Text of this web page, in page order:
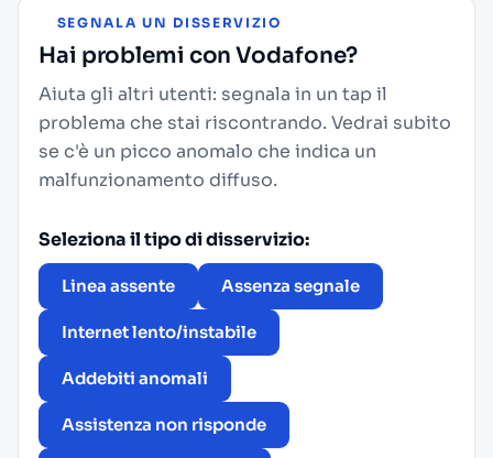
SEGNALA UN DISSERVIZIO
Hai problemi con Vodafone?
Aiuta gli altri utenti: segnala in un tap il
problema che stai riscontrando. Vedrai subito
se c'è un picco anomalo che indica un
malfunzionamento diffuso.
Seleziona il tipo di disservizio:
Linea assente Assenza segnale
Internet lento/instabile
Addebiti anomali
Assistenza non risponde